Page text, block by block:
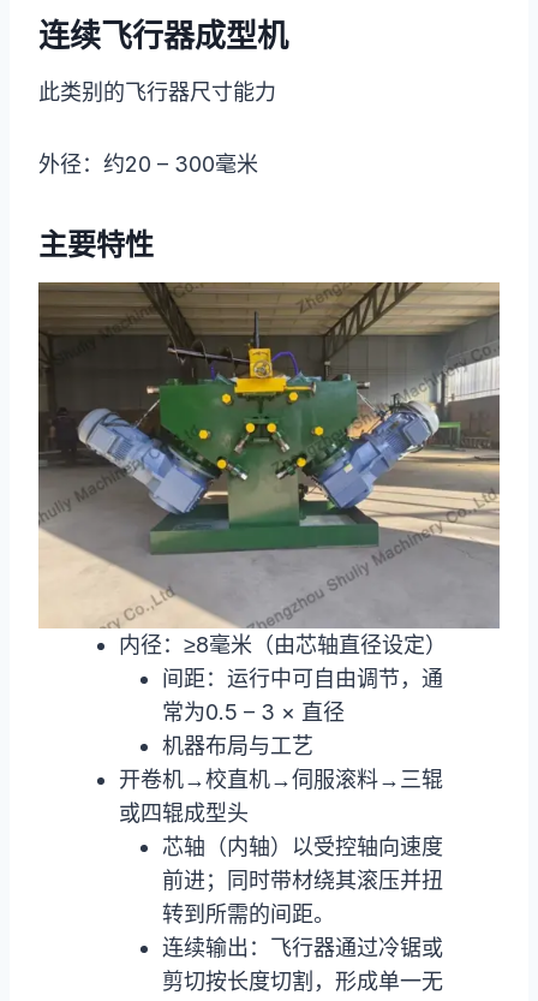
连续飞行器成型机
此类别的飞行器尺寸能力
外径：约20 – 300毫米
主要特性
内径：≥8毫米（由芯轴直径设定）
间距：运行中可自由调节，通
常为0.5 – 3 × 直径
机器布局与工艺
开卷机→校直机→伺服滚料→三辊
或四辊成型头
芯轴（内轴）以受控轴向速度
前进；同时带材绕其滚压并扭
转到所需的间距。
连续输出：飞行器通过冷锯或
剪切按长度切割，形成单一无